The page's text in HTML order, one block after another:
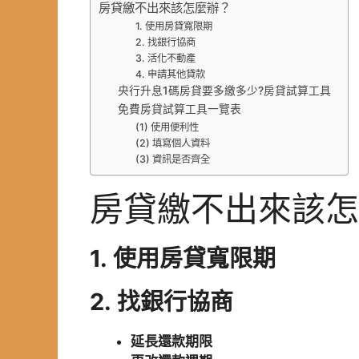
房貸繳不出來該怎麼辦？
1. 使用房貸寬限期
2. 找銀行協商
3. 活化不動產
4. 申請其他貸款
央行升息1碼房貸要多繳多少?房貸試算工具
免費房貸試算工具一覽表
(1) 使用便利性
(2) 填寫個人資料
(3) 資訊是否齊全
房貸繳不出來該
1. 使用房貸寬限期
2. 找銀行協商
延長還款期限